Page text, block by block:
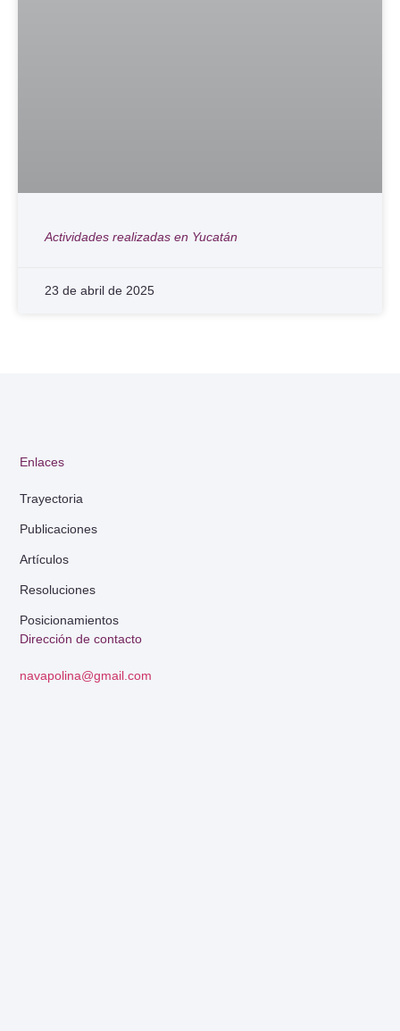
Actividades realizadas en Yucatán
23 de abril de 2025
Dirección de contacto
navapolina@gmail.com
Enlaces
Trayectoria
Publicaciones
Artículos
Resoluciones
Posicionamientos